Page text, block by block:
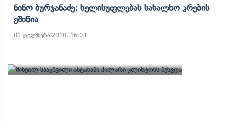
Ნინო Ბურჯანაძე: Ხელისუფლებას Სახალხო Კრების
Ეშინია
01 დეკემბერი 2010, 16:03